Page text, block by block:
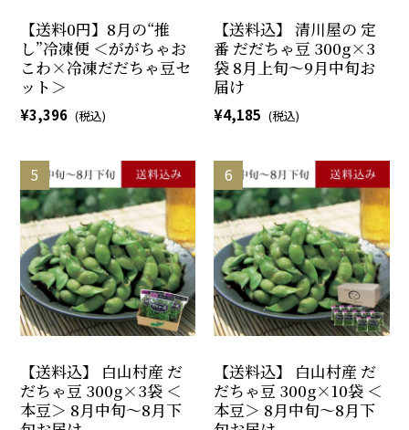
【送料0円】8月の“推
し”冷凍便 ＜ががちゃお
こわ×冷凍だだちゃ豆セ
ット＞
3,396
【送料込】 清川屋の 定
番 だだちゃ豆 300g×3
袋 8月上旬～9月中旬お
届け
4,185
【送料込】 白山村産 だ
だちゃ豆 300g×3袋 ＜
本豆＞ 8月中旬～8月下
【送料込】 白山村産 だ
だちゃ豆 300g×10袋 ＜
本豆＞ 8月中旬～8月下